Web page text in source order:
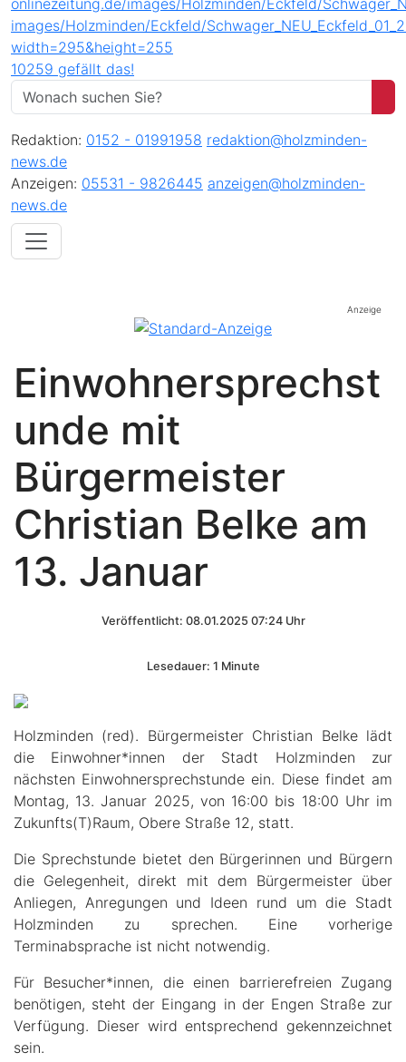
10259 gefällt das!
Redaktion: 0152 - 01991958 redaktion@holzminden-
news.de
Anzeigen: 05531 - 9826445 anzeigen@holzminden-
news.de
Anzeige
Einwohnersprechst
unde mit
Bürgermeister
Christian Belke am
13. Januar
Veröffentlicht: 08.01.2025 07:24 Uhr
Lesedauer: 1 Minute
Holzminden (red). Bürgermeister Christian Belke lädt
die Einwohner*innen der Stadt Holzminden zur
nächsten Einwohnersprechstunde ein. Diese findet am
Montag, 13. Januar 2025, von 16:00 bis 18:00 Uhr im
Zukunfts(T)Raum, Obere Straße 12, statt.
Die Sprechstunde bietet den Bürgerinnen und Bürgern
die Gelegenheit, direkt mit dem Bürgermeister über
Anliegen, Anregungen und Ideen rund um die Stadt
Holzminden zu sprechen. Eine vorherige
Terminabsprache ist nicht notwendig.
Für Besucher*innen, die einen barrierefreien Zugang
benötigen, steht der Eingang in der Engen Straße zur
Verfügung. Dieser wird entsprechend gekennzeichnet
sein.